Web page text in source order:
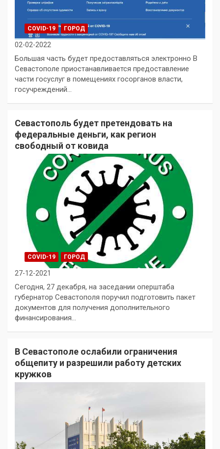
COVID-19 ГОРОД
02-02-2022
Большая часть будет предоставляться электронно В
Севастополе приостанавливается предоставление
части госуслуг в помещениях госорганов власти,
госучреждений…
Севастополь будет претендовать на
федеральные деньги, как регион
свободный от ковида
COVID-19 ГОРОД
27-12-2021
Сегодня, 27 декабря, на заседании оперштаба
губернатор Севастополя поручил подготовить пакет
документов для получения дополнительного
финансирования…
В Севастополе ослабили ограничения
общепиту и разрешили работу детских
кружков